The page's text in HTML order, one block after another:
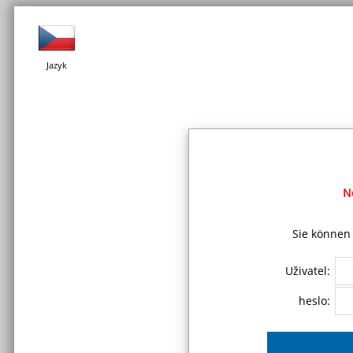
Jazyk
Sie
Uživatel:
heslo: